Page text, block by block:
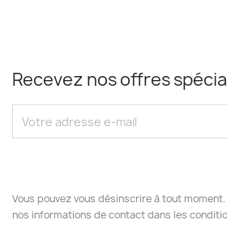
Recevez nos offres
Vous pouvez vous désinscrire à tout
nos informations de contact dans les